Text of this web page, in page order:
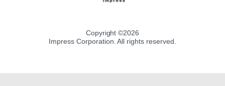
Copyright ©2026
Impress Corporation. All rights reserved.